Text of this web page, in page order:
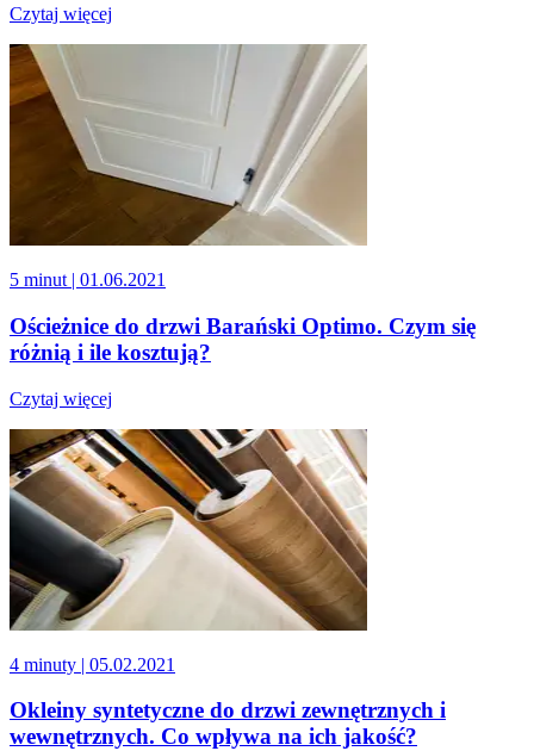
Czytaj więcej
5 minut | 01.06.2021
Ościeżnice do drzwi Barański Optimo. Czym się
różnią i ile kosztują?
Czytaj więcej
4 minuty | 05.02.2021
Okleiny syntetyczne do drzwi zewnętrznych i
wewnętrznych. Co wpływa na ich jakość?